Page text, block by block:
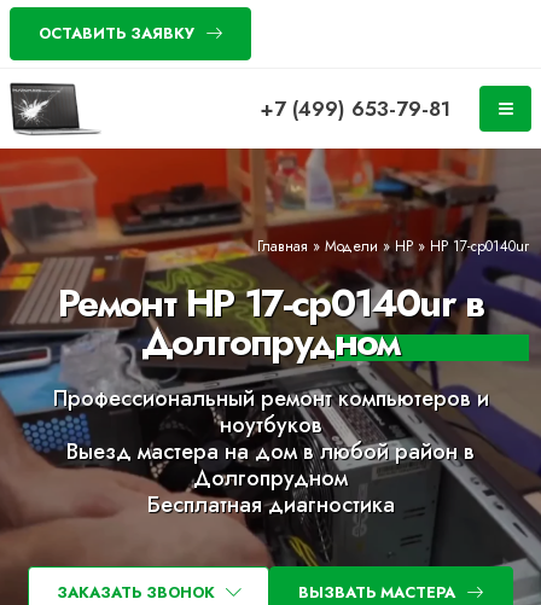
ОСТАВИТЬ ЗАЯВКУ
+7 (499) 653-79-81
Главная » Модели »HP» HP 17-cp0140ur
Ремонт HP 17-cp0140ur в
Долгопрудном
Профессиональный ремонт компьютеров и
ноутбуков
Выезд мастера на дом в любой район в
Долгопрудном
Бесплатная диагностика
ЗАКАЗАТЬ ЗВОНОК ВЫЗВАТЬ МАСТЕРА